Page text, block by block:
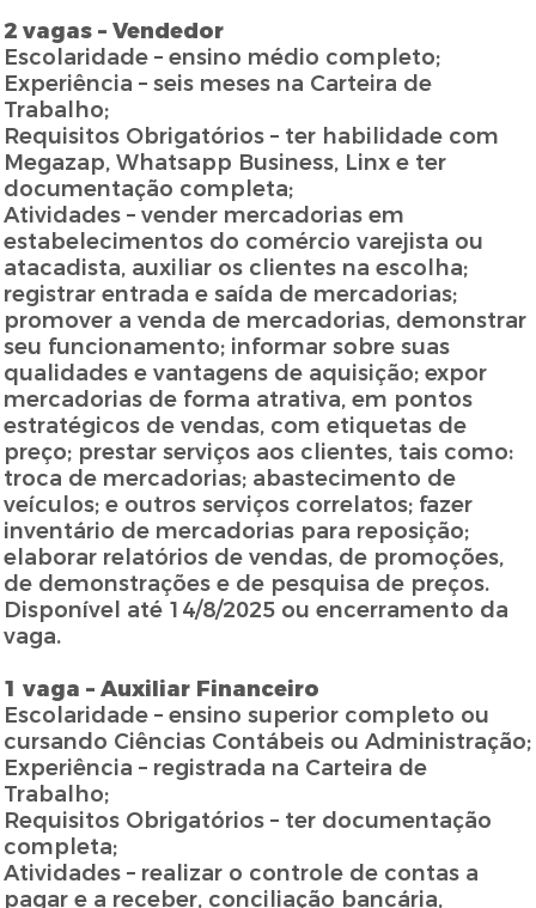
2 vagas – Vendedor
Escolaridade – ensino médio completo;
Experiência – seis meses na Carteira de
Trabalho;
Requisitos Obrigatórios – ter habilidade com
Megazap, Whatsapp Business, Linx e ter
documentação completa;
Atividades – vender mercadorias em
estabelecimentos do comércio varejista ou
atacadista, auxiliar os clientes na escolha;
registrar entrada e saída de mercadorias;
promover a venda de mercadorias, demonstrar
seu funcionamento; informar sobre suas
qualidades e vantagens de aquisição; expor
mercadorias de forma atrativa, em pontos
estratégicos de vendas, com etiquetas de
preço; prestar serviços aos clientes, tais como:
troca de mercadorias; abastecimento de
veículos; e outros serviços correlatos; fazer
inventário de mercadorias para reposição;
elaborar relatórios de vendas, de promoções,
de demonstrações e de pesquisa de preços.
Disponível até 14/8/2025 ou encerramento da
vaga.
1 vaga – Auxiliar Financeiro
Escolaridade – ensino superior completo ou
cursando Ciências Contábeis ou Administração;
Experiência – registrada na Carteira de
Trabalho;
Requisitos Obrigatórios – ter documentação
completa;
Atividades – realizar o controle de contas a
pagar e a receber, conciliação bancária,